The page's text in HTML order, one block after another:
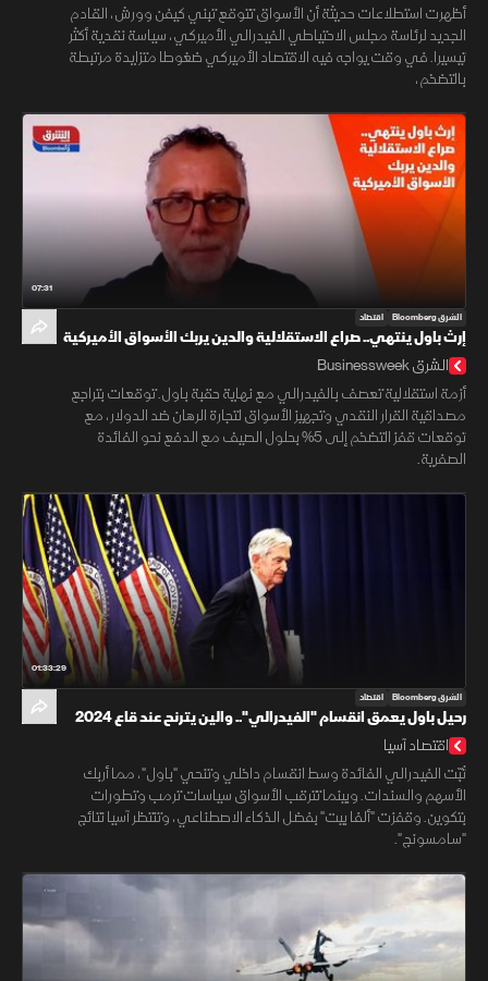
أظهرت استطلاعات حديثة أن الأسواق تتوقع تبني كيفن وورش، القادم
الجديد لرئاسة مجلس الاحتياطي الفيدرالي الأميركي، سياسة نقدية أكثر
تيسيرا. في وقت يواجه فيه الاقتصاد الأميركي ضغوطا متزايدة مرتبطة
بالتضخم،
07:31
الشرق Bloomberg اقتصاد
إرث باول ينتهي.. صراع الاستقلالية والدين يربك الأسواق الأميركية
الشرق Businessweek
أزمة استقلالية تعصف بالفيدرالي مع نهاية حقبة باول. توقعات بتراجع
مصداقية القرار النقدي وتجهيز الأسواق لتجارة الرهان ضد الدولار، مع
توقعات قفز التضخم إلى 5% بحلول الصيف مع الدفع نحو الفائدة
الصفرية.
01:33:29
الشرق Bloomberg اقتصاد
رحيل باول يعمق انقسام "الفيدرالي".. والين يترنح عند قاع 2024
اقتصاد آسيا
ثبّت الفيدرالي الفائدة وسط انقسام داخلي وتنحي "باول"، مما أربك
الأسهم والسندات. وبينما تترقب الأسواق سياسات ترمب وتطورات
بتكوين. وقفزت "ألفا بيت" بفضل الذكاء الاصطناعي، وتنتظر آسيا نتائج
"سامسونج".